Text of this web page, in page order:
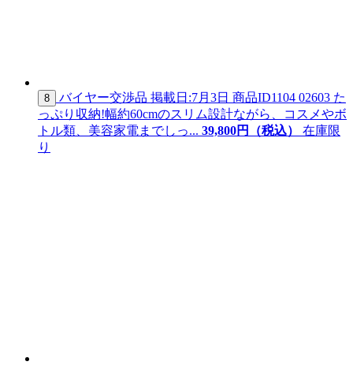
8 バイヤー交渉品 掲載日:7月3日 商品ID1104 02603 た
っぷり収納!幅約60cmのスリム設計ながら、コスメやボ
トル類、美容家電までしっ... 39,800円（税込）
在庫限
り